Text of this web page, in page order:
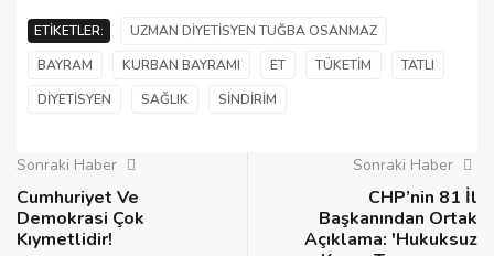
ETIKETLER:
UZMAN DIYETISYEN TUĞBA OSANMAZ
BAYRAM
KURBAN BAYRAMI ET TÜKETIM
TATLI
DIYETISYEN
SAĞLIK SINDIRIM
Sonraki Haber
Cumhuriyet Ve
Demokrasi Çok
Kıymetlidir!
Sonraki Haber
CHP’nin 81 İl
Başkanından Ortak
Açıklama: 'Hukuksuz